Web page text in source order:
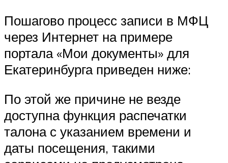
Пошагово процесс записи в МФЦ
через Интернет на примере
портала «Мои документы» для
Екатеринбурга приведен ниже:
По этой же причине не везде
доступна функция распечатки
талона с указанием времени и
даты посещения, такими